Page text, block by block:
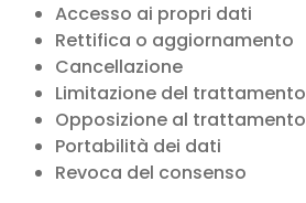
Accesso ai propri dati
Rettifica o aggiornamento
Cancellazione
Limitazione del trattamento
Opposizione al trattamento
Portabilità dei dati
Revoca del consenso